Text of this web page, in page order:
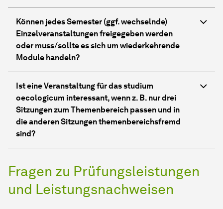
Können jedes Semester (ggf. wechselnde)
Einzelveranstaltungen freigegeben werden
oder muss/sollte es sich um wiederkehrende
Module handeln?
Ist eine Veranstaltung für das studium
oecologicum interessant, wenn z. B. nur drei
Sitzungen zum Themenbereich passen und in
die anderen Sitzungen themenbereichsfremd
sind?
Fragen zu Prüfungsleistungen
und Leistungsnachweisen